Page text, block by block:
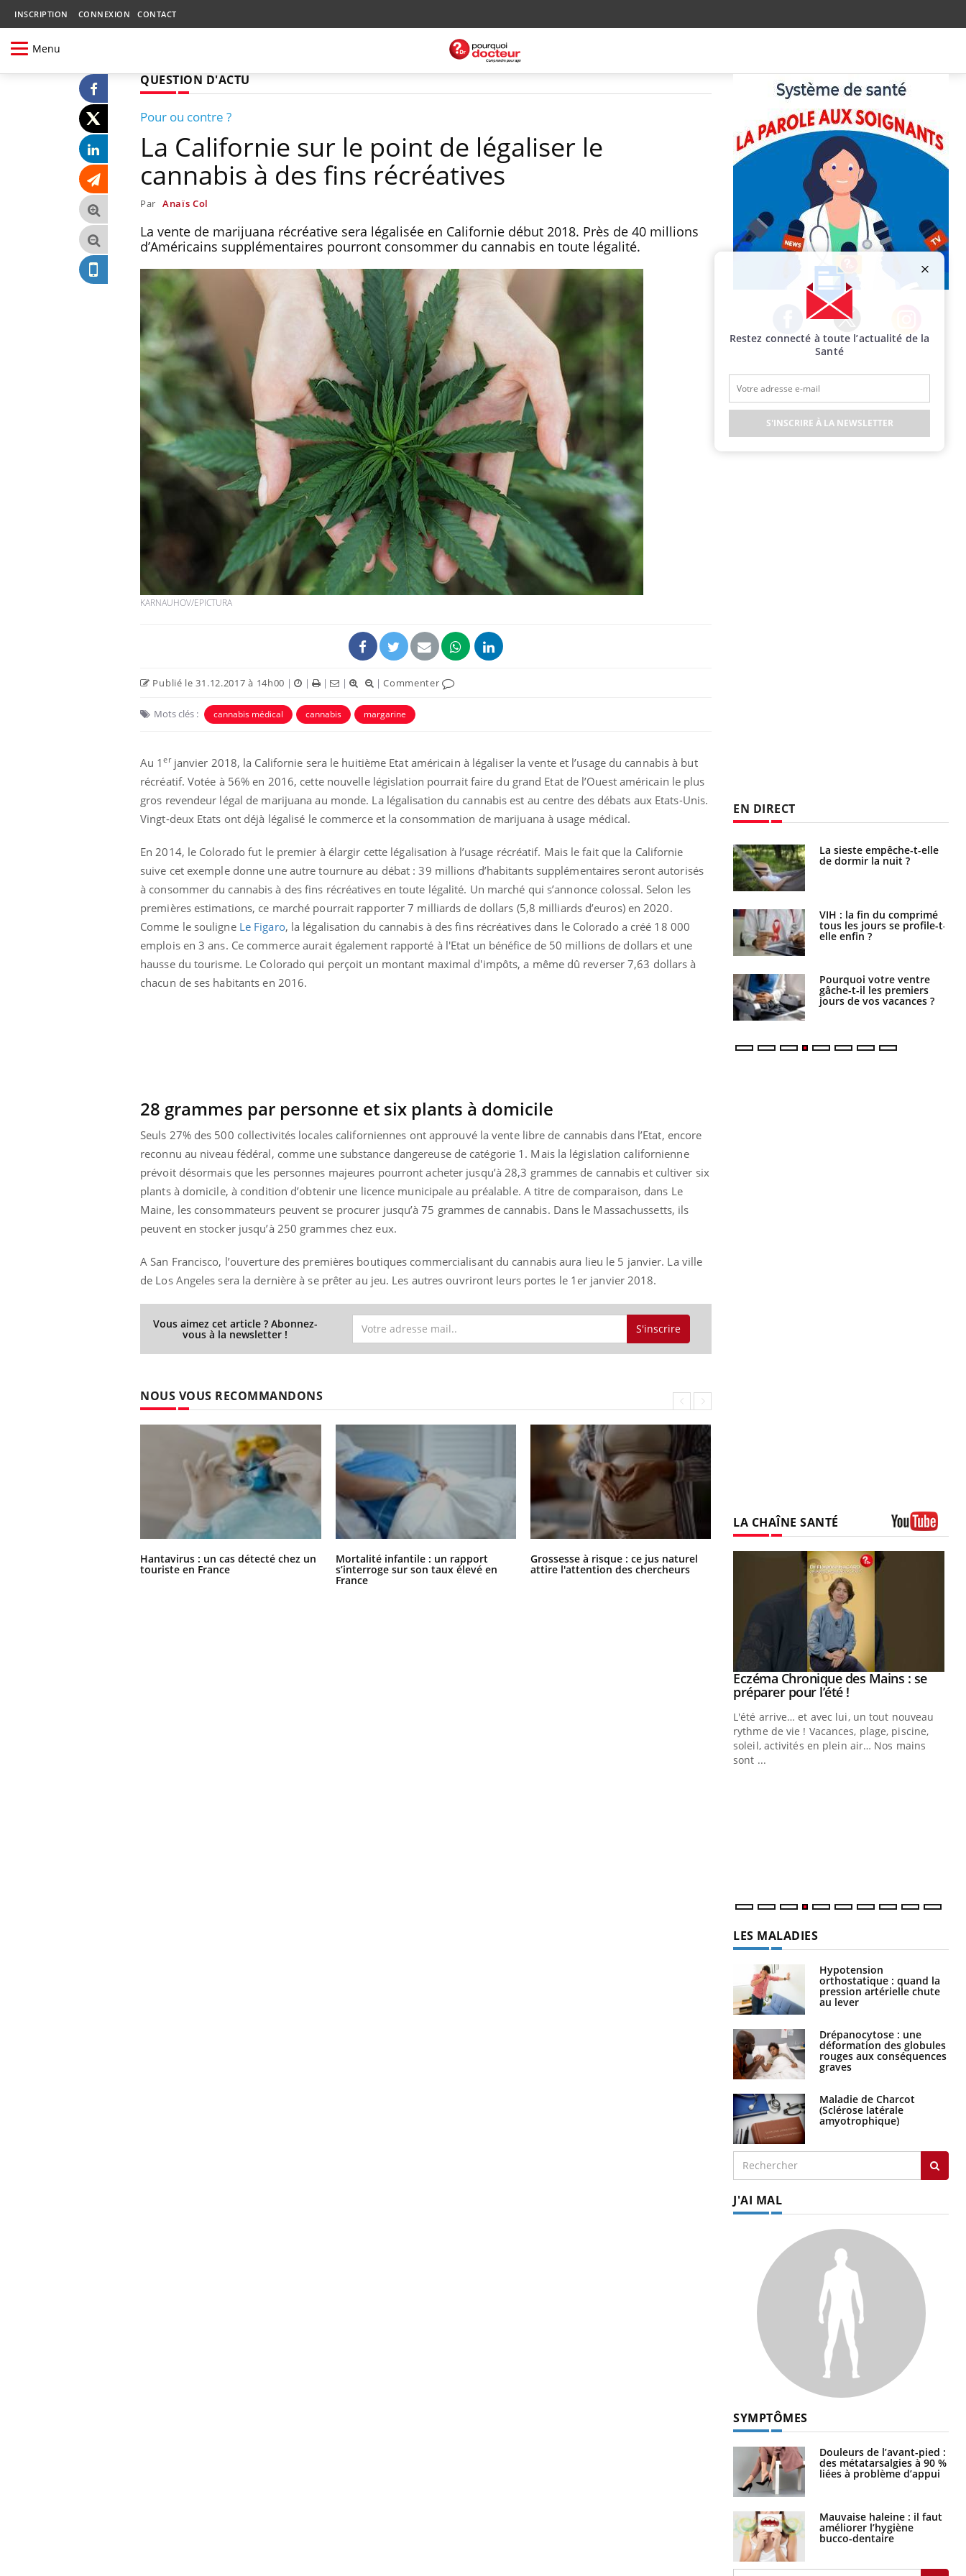
INSCRIPTION CONNEXION CONTACT
Menu
QUESTION D'ACTU
Pour ou contre ?
La Californie sur le point de légaliser le
cannabis à des fins récréatives
Par Anaïs Col
La vente de marijuana récréative sera légalisée en Californie début 2018. Près de 40 millions
d’Américains supplémentaires pourront consommer du cannabis en toute légalité.
KARNAUHOV/EPICTURA
Publié le 31.12.2017 à 14h00 | | | | |Commenter
Mots clés : cannabis médical cannabis margarine
Au 1erjanvier 2018, la Californie sera le huitième Etat américain à légaliser la vente et l’usage du cannabis à but
récréatif. Votée à 56% en 2016, cette nouvelle législation pourrait faire du grand Etat de l’Ouest américain le plus
gros revendeur légal de marijuana au monde. La légalisation du cannabis est au centre des débats aux Etats-Unis.
Vingt-deux Etats ont déjà légalisé le commerce et la consommation de marijuana à usage médical.
En 2014, le Colorado fut le premier à élargir cette légalisation à l’usage récréatif. Mais le fait que la Californie
suive cet exemple donne une autre tournure au débat : 39 millions d’habitants supplémentaires seront autorisés
à consommer du cannabis à des fins récréatives en toute légalité. Un marché qui s’annonce colossal. Selon les
premières estimations, ce marché pourrait rapporter 7 milliards de dollars (5,8 milliards d’euros) en 2020.
Comme le souligne Le Figaro, la légalisation du cannabis à des fins récréatives dans le Colorado a créé 18 000
emplois en 3 ans. Ce commerce aurait également rapporté à l'Etat un bénéfice de 50 millions de dollars et une
hausse du tourisme. Le Colorado qui perçoit un montant maximal d'impôts, a même dû reverser 7,63 dollars à
chacun de ses habitants en 2016.
28 grammes par personne et six plants à domicile
Seuls 27% des 500 collectivités locales californiennes ont approuvé la vente libre de cannabis dans l’Etat, encore
reconnu au niveau fédéral, comme une substance dangereuse de catégorie 1. Mais la législation californienne
prévoit désormais que les personnes majeures pourront acheter jusqu’à 28,3 grammes de cannabis et cultiver six
plants à domicile, à condition d’obtenir une licence municipale au préalable. A titre de comparaison, dans Le
Maine, les consommateurs peuvent se procurer jusqu’à 75 grammes de cannabis. Dans le Massachussetts, ils
peuvent en stocker jusqu’à 250 grammes chez eux.
A San Francisco, l’ouverture des premières boutiques commercialisant du cannabis aura lieu le 5 janvier. La ville
de Los Angeles sera la dernière à se prêter au jeu. Les autres ouvriront leurs portes le 1er janvier 2018.
Vous aimez cet article ? Abonnez-
vous à la newsletter ! S'inscrire
NOUS VOUS RECOMMANDONS
Hantavirus : un cas détecté chez un
touriste en France
Mortalité infantile : un rapport
s’interroge sur son taux élevé en
France
Grossesse à risque : ce jus naturel
attire l'attention des chercheurs
Comment oublier les écrans en
Facebook Twitter Instagram
EN DIRECT
Hantavirus : un cas
détecté chez un touriste
en France
Mortalité infantile : un
rapport s’interroge sur
son taux élevé en France
Grossesse à risque : ce jus
naturel attire l'attention
Comment oublier les
écrans en vacances ?
Toujours connectés :
comment le travail
sur nos soirées
Chikungunya, dengue,
West Nile : que se passe-
t-il dans le sud de la
France ?
Les médicaments GLP-1
protègent-ils aussi les os
La sieste empêche-t-elle
de dormir la nuit ?
VIH : la fin du comprimé
tous les jours se profile-t-
elle enfin ?
Pourquoi votre ventre
gâche-t-il les premiers
jours de vos vacances ?
LA CHAÎNE SANTÉ
Youtube
Eczéma Chronique des Mains : se
préparer pour l’été !Youtube
L'été arrive… et avec lui, un tout nouveau
rythme de vie ! Vacances, plage, piscine,
soleil, activités en plein air… Nos mains
sont ...
LES MALADIES
Hypotension
orthostatique : quand la
pression artérielle chute
au lever
Drépanocytose : une
déformation des globules
rouges aux conséquences
graves
Maladie de Charcot
(Sclérose latérale
amyotrophique)
J'AI MAL
SYMPTÔMES
Douleurs de l’avant-pied :
des métatarsalgies à 90 %
liées à problème d’appui
Mauvaise haleine : il faut
améliorer l’hygiène
bucco-dentaire
Restez connecté à toute l’actualité de la
Santé
S'INSCRIRE À LA NEWSLETTER